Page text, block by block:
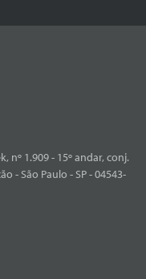
nº 1.909 - 15º andar, conj.
- São Paulo - SP - 04543-